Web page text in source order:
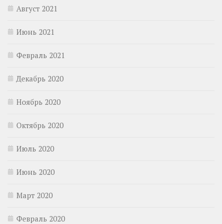
Август 2021
Июнь 2021
Февраль 2021
Декабрь 2020
Ноябрь 2020
Октябрь 2020
Июль 2020
Июнь 2020
Март 2020
Февраль 2020